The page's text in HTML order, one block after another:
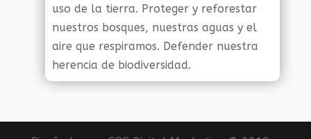
uso de la tierra. Proteger y reforestar
nuestros bosques, nuestras aguas y el
aire que respiramos. Defender nuestra
herencia de biodiversidad.